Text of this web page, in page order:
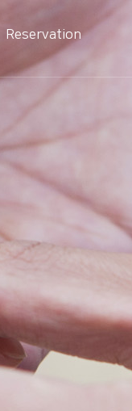
Reservation